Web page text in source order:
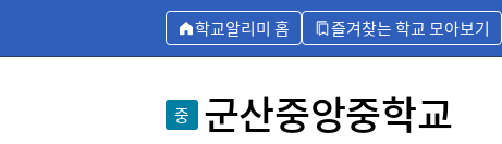
학교알리미 홈 즐겨찾는 학교 모아보기
중 군산중앙중학교